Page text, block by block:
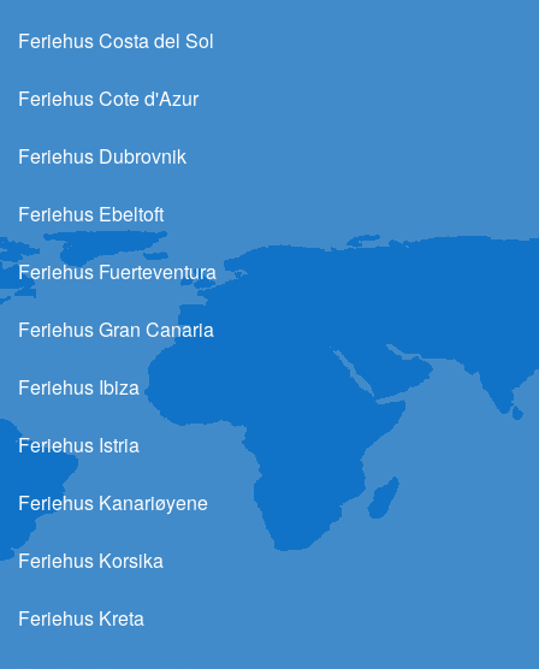
Feriehus Costa del Sol
Feriehus Cote d'Azur
Feriehus Dubrovnik
Feriehus Ebeltoft
Feriehus Fuerteventura
Feriehus Gran Canaria
Feriehus Ibiza
Feriehus Istria
Feriehus Kanariøyene
Feriehus Korsika
Feriehus Kreta